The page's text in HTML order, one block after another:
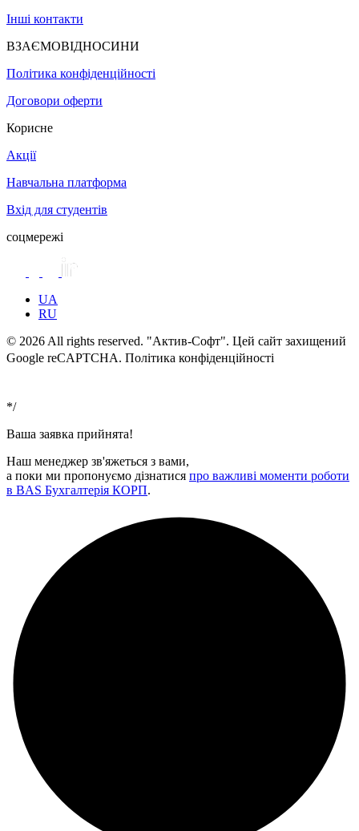
Інші контакти
ВЗАЄМОВІДНОСИНИ
Політика конфіденційності
Договори оферти
Корисне
Акції
Навчальна платформа
Вхід для студентів
соцмережі
UA
RU
© 2026 All rights reserved. "Актив-Софт". Цей сайт захищений
Google reCAPTCHA. Політика конфіденційності
*/
Ваша заявка прийнята!
Наш менеджер зв'яжеться з вами,
а поки ми пропонуємо дізнатися про важливі моменти роботи
в BAS Бухгалтерія КОРП.